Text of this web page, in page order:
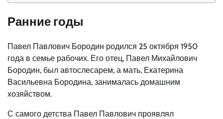
Ранние годы
Павел Павлович Бородин родился 25 октября 1950
года в семье рабочих. Его отец, Павел Михайлович
Бородин, был автослесарем, а мать, Екатерина
Васильевна Бородина, занималась домашним
хозяйством.
С самого детства Павел Павлович проявлял